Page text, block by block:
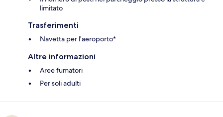
limitato
Trasferimenti
Navetta per l'aeroporto*
Altre informazioni
Aree fumatori
Per soli adulti